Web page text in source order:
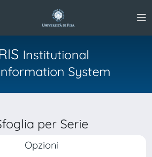
Institutional
System
per Serie
Opzioni